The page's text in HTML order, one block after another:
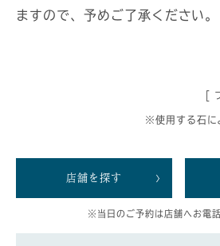
ますので、予めご了承ください。
[
※使用する石に
店舗を探す
※当日のご予約は店舗へお電話